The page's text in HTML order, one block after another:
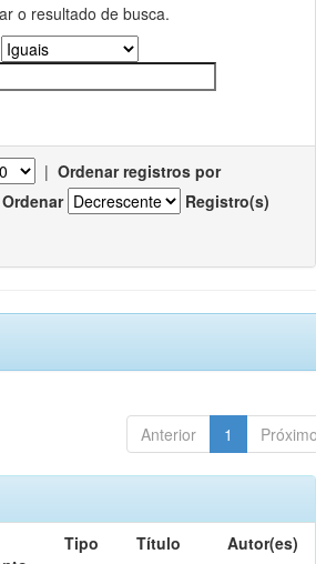
o resultado de busca.
| Ordenar registros por
Ordenar
Registro(s)
Anterior 1
Tipo Título Autor(es)